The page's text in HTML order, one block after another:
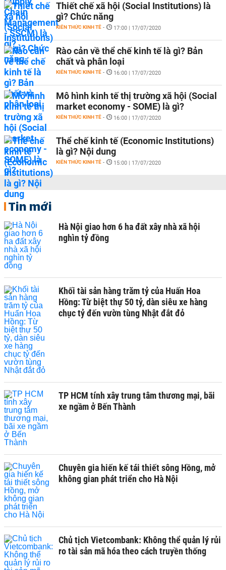
Thiết chế xã hội (Social Institutions) là
gì? Chức năng
KIẾN THỨC KINH TẾ - 17:00 | 17/07/2020
Rào cản về thể chế kinh tế là gì? Bản
chất và phân loại
KIẾN THỨC KINH TẾ - 16:00 | 17/07/2020
Mô hình kinh tế thị trường xã hội (Social
market economy - SOME) là gì?
KIẾN THỨC KINH TẾ - 16:00 | 17/07/2020
Thể chế kinh tế (Economic Institutions)
là gì? Nội dung
KIẾN THỨC KINH TẾ - 15:00 | 17/07/2020
Tin mới
Hà Nội giao hơn 6 ha đất xây nhà xã hội
nghìn tỷ đồng
Khối tài sản hàng trăm tỷ của Huấn Hoa
Hồng: Từ biệt thự 50 tỷ, dàn siêu xe hàng
chục tỷ đến vườn tùng Nhật đắt đỏ
TP HCM tính xây trung tâm thương mại, bãi
xe ngầm ở Bến Thành
Chuyên gia hiến kế tái thiết sông Hồng, mở
không gian phát triển cho Hà Nội
Chủ tịch Vietcombank: Không thể quản lý rủi
ro tài sản mã hóa theo cách truyền thống